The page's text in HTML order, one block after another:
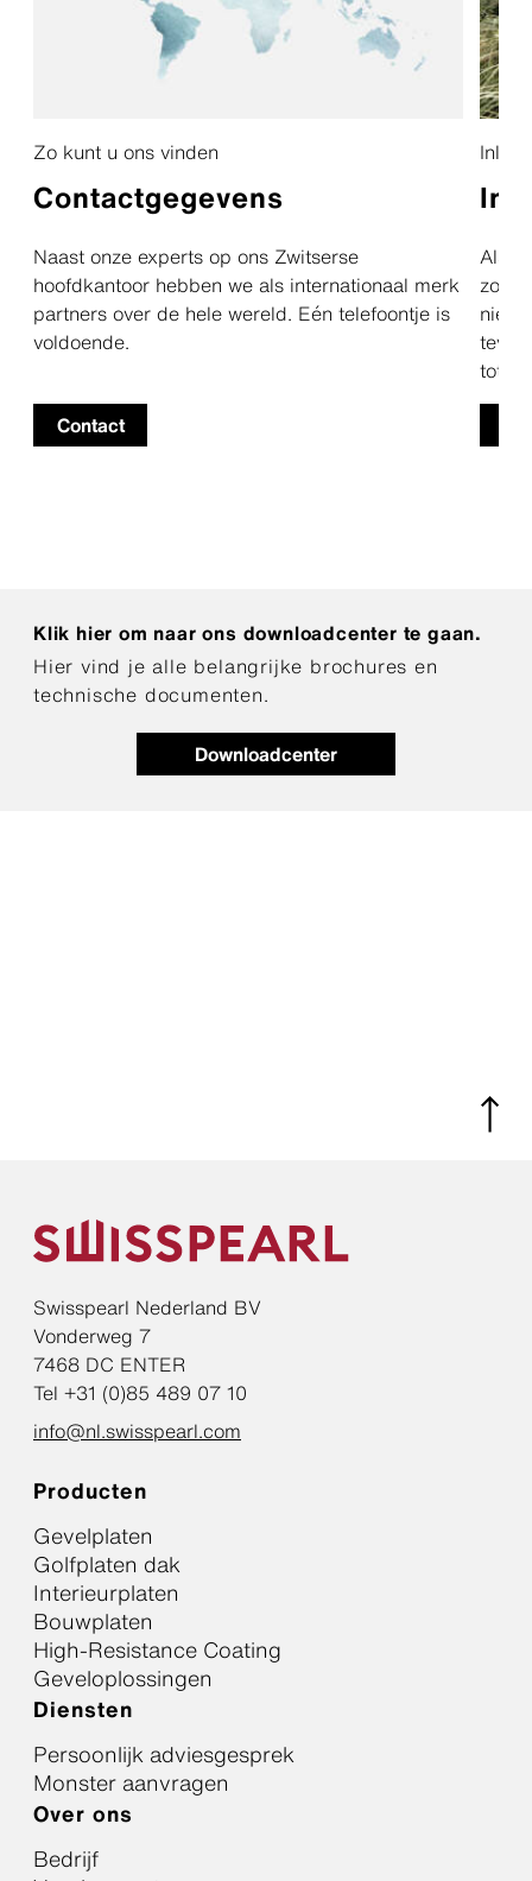
Zo kunt u ons vinden
Contactgegevens
Naast onze experts op ons Zwitserse
hoofdkantoor hebben we als internationaal merk
partners over de hele wereld. Eén telefoontje is
voldoende.
Contact
Als
tot
Downloadcenter
Klik hier om naar ons downloadcenter te gaan.
Hier vind je alle belangrijke brochures en
technische documenten.
Swisspearl Nederland BV
Vonderweg 7
7468 DC ENTER
Tel +31 (0)85 489 07 10
info@nl.swisspearl.com
Producten
Gevelplaten
Golfplaten dak
Interieurplaten
Bouwplaten
High-Resistance Coating
Geveloplossingen
Diensten
Persoonlijk adviesgesprek
Monster aanvragen
Over ons
Bedrijf